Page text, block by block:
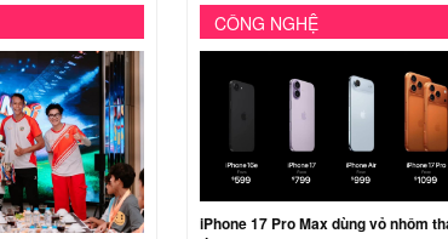
CÔNG NGHỆ
iPhone 17 Pro Max dùng vỏ nhôm